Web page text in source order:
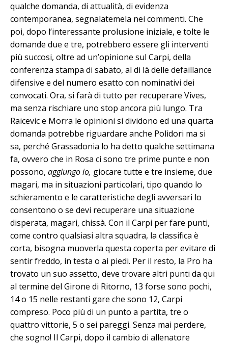
qualche domanda, di attualità, di evidenza
contemporanea, segnalatemela nei commenti. Che
poi, dopo l’interessante prolusione iniziale, e tolte le
domande due e tre, potrebbero essere gli interventi
più succosi, oltre ad un’opinione sul Carpi, della
conferenza stampa di sabato, al di là delle defaillance
difensive e del numero esatto con nominativi dei
convocati. Ora, si farà di tutto per recuperare Vives,
ma senza rischiare uno stop ancora più lungo. Tra
Raicevic e Morra le opinioni si dividono ed una quarta
domanda potrebbe riguardare anche Polidori ma si
sa, perché Grassadonia lo ha detto qualche settimana
fa, ovvero che in Rosa ci sono tre prime punte e non
possono, aggiungo io, giocare tutte e tre insieme, due
magari, ma in situazioni particolari, tipo quando lo
schieramento e le caratteristiche degli avversari lo
consentono o se devi recuperare una situazione
disperata, magari, chissà. Con il Carpi per fare punti,
come contro qualsiasi altra squadra, la classifica è
corta, bisogna muoverla questa coperta per evitare di
sentir freddo, in testa o ai piedi. Per il resto, la Pro ha
trovato un suo assetto, deve trovare altri punti da qui
al termine del Girone di Ritorno, 13 forse sono pochi,
14 o 15 nelle restanti gare che sono 12, Carpi
compreso. Poco più di un punto a partita, tre o
quattro vittorie, 5 o sei pareggi. Senza mai perdere,
che sogno! Il Carpi, dopo il cambio di allenatore